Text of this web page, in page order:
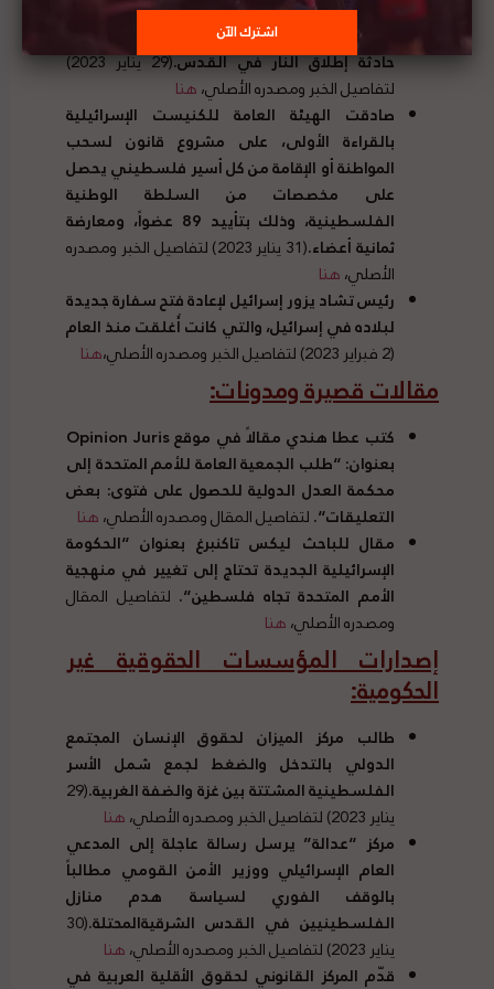
رئيس الوزراء الإسرائيلي يتعهد بتسليح آلاف
المواطنين الإسرائيليين، وتعزيز الاستيطان بعد
حادثة إطلاق النار في القدس.
(29 يناير 2023)
لتفاصيل الخبر ومصدره الأصلي،هنا
صادقت الهيئة العامة للكنيست الإسرائيلية
بالقراءة الأولى، على مشروع قانون لسحب
المواطنة أو الإقامة من كل أسير فلسطيني يحصل
على مخصصات من السلطة الوطنية
الفلسطينية، وذلك بتأييد 89 عضواً، ومعارضة
ثمانية أعضاء.
(31 يناير 2023) لتفاصيل الخبر ومصدره
الأصلي،هنا
رئيس تشاد يزور إسرائيل لإعادة فتح سفارة جديدة
لبلاده في إسرائيل، والتي كانت أُغلقت منذ العام
(2 فبراير 2023) لتفاصيل الخبر ومصدره الأصلي،
هنا
مقالات قصيرة ومدونات:
كتب عطا هندي مقالاً في موقع Opinion Juris
بعنوان: “طلب الجمعية العامة للأمم المتحدة إلى
محكمة العدل الدولية للحصول على فتوى: بعض
التعليقات“.لتفاصيل المقال ومصدره الأصلي،هنا
مقال للباحث ليكس تاكنبرغ بعنوان “الحكومة
الإسرائيلية الجديدة تحتاج إلى تغيير في منهجية
الأمم المتحدة تجاه فلسطين“. لتفاصيل المقال
ومصدره الأصلي،هنا
إصدارات المؤسسات الحقوقية غير
الحكومية:
طالب مركز الميزان لحقوق الإنسان المجتمع
الدولي بالتدخل والضغط لجمع شمل الأسر
الفلسطينية المشتتة بين غزة والضفة الغربية.
(29
يناير 2023) لتفاصيل الخبر ومصدره الأصلي،
هنا
مركز “عدالة” يرسل رسالة عاجلة إلى المدعي
العام الإسرائيلي ووزير الأمن القومي مطالباً
بالوقف الفوري لسياسة هدم منازل
الفلسطينيين في القدس الشرقيةالمحتلة.
(30
يناير 2023) لتفاصيل الخبر ومصدره الأصلي،
هنا
قدّم المركز القانوني لحقوق الأقلية العربية في